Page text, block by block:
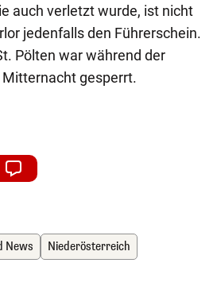
auch verletzt wurde, ist nicht
jedenfalls den Führerschein.
Pölten war während der
gesperrt.
News
Niederösterreich